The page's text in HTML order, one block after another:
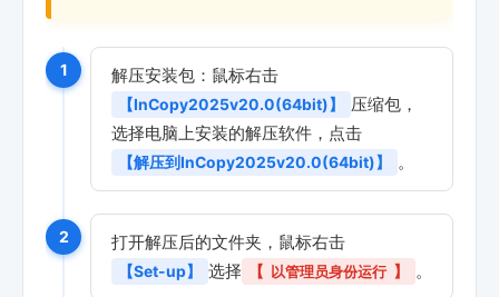
1 解压安装包：鼠标右击
【InCopy2025v20.0(64bit)】
压缩包，
选择电脑上安装的解压软件，点击
【解压到InCopy2025v20.0(64bit)】 。
2 打开解压后的文件夹，鼠标右击
【Set-up】 选择 【 以管理员身份运行 】 。